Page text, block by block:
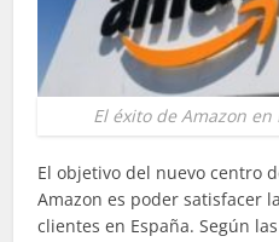
El éxito de Amazon
El objetivo del nuevo centro
Amazon es poder satisfacer
clientes en España. Según